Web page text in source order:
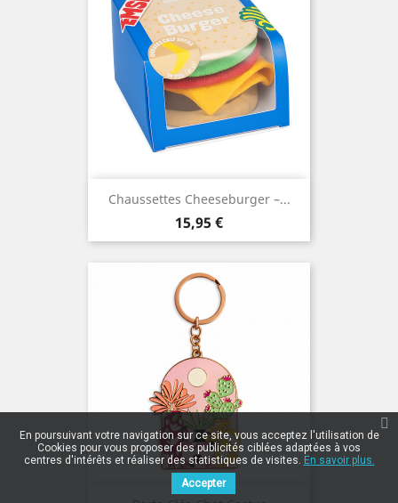
Chaussettes Cheeseburger –...
Prix
15,95 €
En poursuivant votre navigation sur ce site, vous acceptez l'utilisation de
Cookies pour vous proposer des publicités ciblées adaptées à vos
centres d'intérêts et réaliser des statistiques de visites. En savoir plus.
Accepter